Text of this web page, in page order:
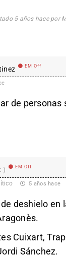
5 años hace por
EM Off
de personas
EM Off
5 años hace
deshielo en
Cuixart,
Sánchez.